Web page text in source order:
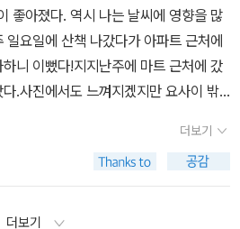
다고 미아는 이야기했다. Mrs. Welch
은 감성이고 절반은 기술이라며 미아에
하니 그 부분을 배워야 한다고 말했다.
하다고, 자신은 평범한 환경에서 지냈기
미아와 루페는 루페의 아빠를 만
빠는 며칠은 먹지 못한 것처럼 창백하
있었다. 그는 가죽만 남은 사람 같았다.
변호사를 찾고 있으니 잘 해결될거라
준에 맞춰 살지 않아도 되길 (그렇다면
알았더라도 그저 참고 살지 않고 다른
되기를 바란다. 다락방님이 읽으신 <
안겨 베스트셀러가 되고 영화화 되었
만 어찌보면 좋은 시그널일 수도 있겠
이 많은 사람이니까. 미국 어린이들을
같은데, 읽기로 한 책이 많아 걱정이
신용카드가 만들어진 것에 대해서 축하
문 아래마다 “USA NOT USI (United
States of Immigrants)”라고
들은 이번에는 경찰에 신고했다. 다행
것 같다고 경찰은 말했다. 그러나 경찰
좋지 않겠느냐며 말했다. 지금 혐오 발
좋아졌다. 역시 나는 날씨에 영향을 많
요일에 산책 나갔다가 아파트 근처에
니 이뻤다!지지난주에 마트 근처에 갔
.사진에서도 느껴지겠지만 요사이 밖
게 있을까 걱정이 될 정도였다. 반찬도
삼치를 하나씩 시켰는데 진짜 배부르
먹은 삼겹살 집. 원래 가려고 했던 삼
그냥 다른 곳으로 갔다. 개인적으로 웨
더보기
더보기